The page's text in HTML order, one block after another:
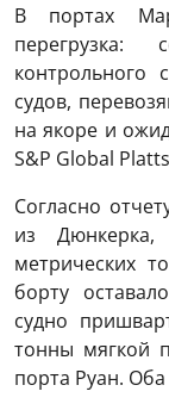
В портах
перегрузка:
судов,
на якоре и
S&P Global
Согласно
из
метрических
борту
судно
тонны мягкой
порта Руан.